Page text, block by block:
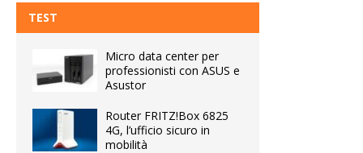
TEST
Micro data center per
professionisti con ASUS e
Asustor
Router FRITZ!Box 6825
4G, l’ufficio sicuro in
mobilità